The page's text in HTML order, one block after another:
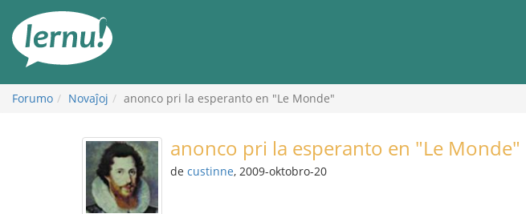
enhavo
Forumo Novaĵoj anonco pri la esperanto en "Le Monde"
anonco pri la esperanto en "Le Monde"
de custinne, 2009-oktobro-20